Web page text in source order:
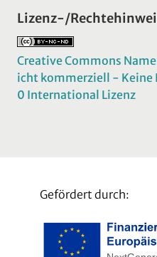
Lizenz-/
Creative Commons
icht kommerziell - Keine
0 International Lizenz
Gefördert durch: